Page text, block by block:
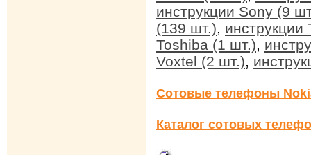
инструкции Sony (9
(139 шт.), инструкции
Toshiba (1 шт.),
Voxtel (2 шт.),
Сотовые телефоны
Каталог сотовых